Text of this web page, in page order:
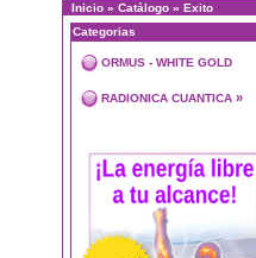
Inicio » Catálogo » Exito
Categorias
ORMUS - WHITE GOLD
RADIONICA CUANTICA »